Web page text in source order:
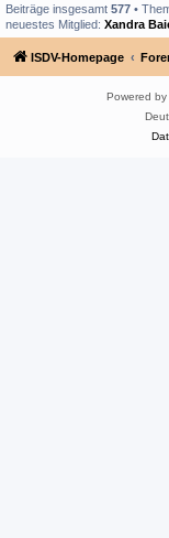
Beiträge insgesamt 577 •
neuestes Mitglied: Xandra
ISDV-Homepage
Powered by